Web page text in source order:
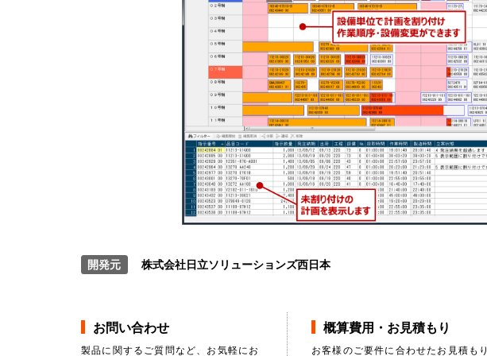
開発元 株式会社日立ソリューションズ西日本
お問い合わせ
製品に関するご質問など、お気軽にお
概算費用・お見積もり
お客様のご要件に合わせたお見積もり